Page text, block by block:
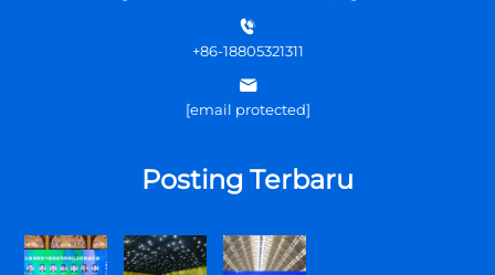
+86-18805321311
[email protected]
Posting Terbaru